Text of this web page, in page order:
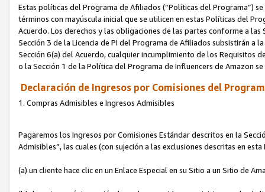
Estas políticas del Programa de Afiliados (“Políticas del Programa”)
términos con mayúscula inicial que se utilicen en estas Políticas del
Acuerdo. Los derechos y las obligaciones de las partes conforme a
Sección 3 de la Licencia de PI del Programa de Afiliados subsistirán
Sección 6(a) del Acuerdo, cualquier incumplimiento de los Requisitos
o la Sección 1 de la Política del Programa de Influencers de Amazon
Declaración de Ingresos por Comisiones del
1. Compras Admisibles e Ingresos Admisibles
Pagaremos los Ingresos por Comisiones Estándar descritos en la
Admisibles”, las cuales (con sujeción a las exclusiones descritas en
(a) un cliente hace clic en un Enlace Especial en su Sitio a un Sitio de